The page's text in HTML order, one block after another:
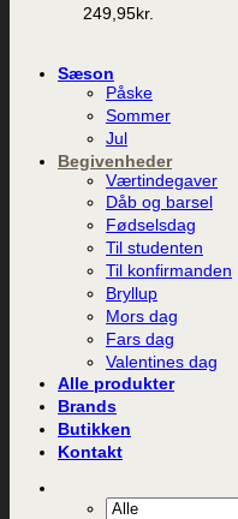
249,95kr.
Sæson
Påske
Sommer
Jul
Begivenheder
Værtindegaver
Dåb og barsel
Fødselsdag
Til studenten
Til konfirmanden
Bryllup
Mors dag
Fars dag
Valentines dag
Alle produkter
Brands
Butikken
Kontakt